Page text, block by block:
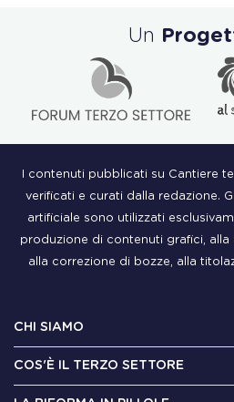
Un
I contenuti pubblicati su Cantiere
verificati e curati dalla redazione.
artificiale sono utilizzati
produzione di contenuti grafici, alla
alla correzione di bozze, alla
CHI SIAMO
COS'È IL TERZO SETTORE